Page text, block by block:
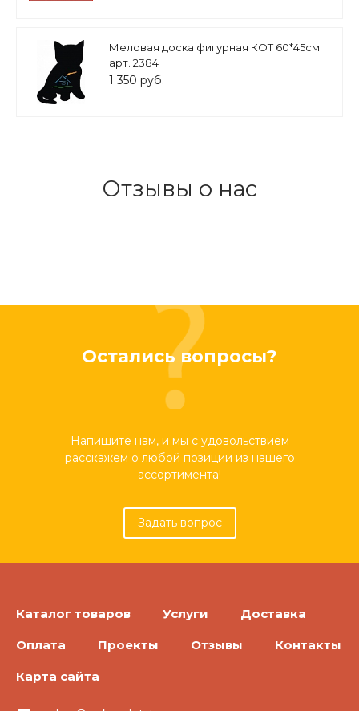
Меловая доска фигурная КОТ 60*45см
арт. 2384
1 350 руб.
Отзывы о нас
Остались вопросы?
Напишите нам, и мы с удовольствием
расскажем о любой позиции из нашего
ассортимента!
Задать вопрос
Каталог товаров Услуги Доставка
Оплата Проекты Отзывы Контакты
Карта сайта